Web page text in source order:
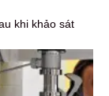
khi khảo sát